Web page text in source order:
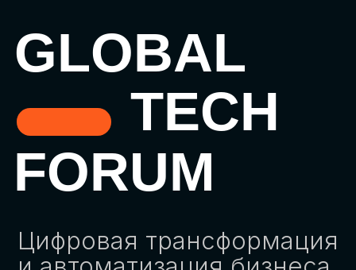
TECH
FORUM
Цифровая трансформация
и автоматизация бизнеса
ЗАРЕГИСТРИРОВАТЬСЯ